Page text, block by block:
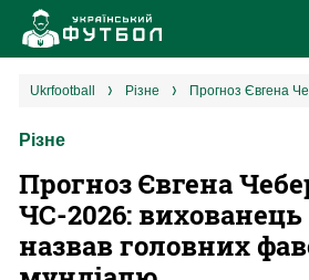
Новини
Єврокубки
УПЛ
ukrfootball різне
Різне
Прогноз Євгена
ЧС-2026:
назвав головних